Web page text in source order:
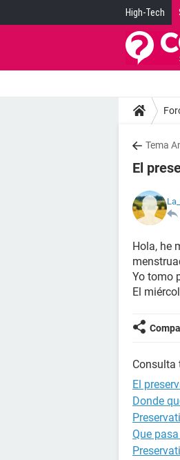
High-Tech
Tema
El
Hola, he
Yo tomo
El
Consulta
El
Donde
Que